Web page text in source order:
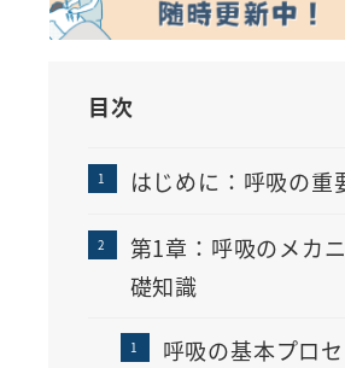
目次
はじめに：呼吸の重
第1章：呼吸のメカ
礎知識
呼吸の基本プロ